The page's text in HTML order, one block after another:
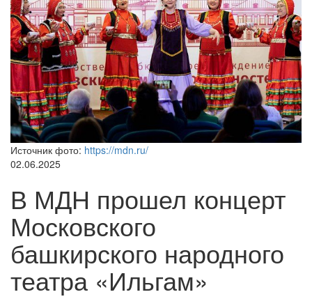
Источник фото: https://mdn.ru/
02.06.2025
В МДН прошел концерт
Московского
башкирского народного
театра «Ильгам»